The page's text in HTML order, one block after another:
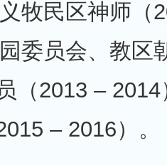
牧民区神师（
委员会、教区
（2013 –
– 2016）。